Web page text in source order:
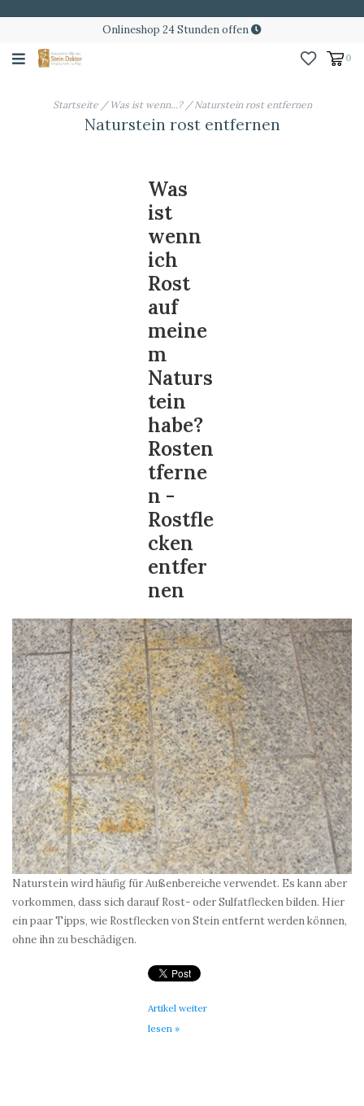
Onlineshop 24 Stunden offen
0
Startseite/ Was ist wenn...?/Naturstein rost entfernen
Naturstein rost entfernen
Was
ist
wenn
ich
Rost
auf
meine
m
Naturs
tein
habe?
Rosten
tferne
n -
Rostfle
cken
entfer
nen
Naturstein wird häufig für Außenbereiche verwendet. Es kann aber
vorkommen, dass sich darauf Rost- oder Sulfatflecken bilden. Hier
ein paar Tipps, wie Rostflecken von Stein entfernt werden können,
ohne ihn zu beschädigen.
Artikel weiter
lesen »